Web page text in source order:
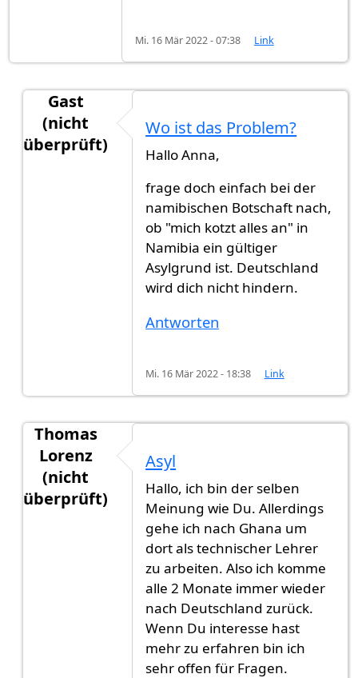
Mi. 16 Mär 2022 - 07:38 Link
Gast
(nicht
überprüft)
AsylantragvonAnna Hedemann
Wo ist das Problem?
Hallo Anna,
frage doch einfach bei der
namibischen Botschaft nach,
ob "mich kotzt alles an" in
Namibia ein gültiger
Asylgrund ist. Deutschland
wird dich nicht hindern.
Antworten
Mi. 16 Mär 2022 - 18:38 Link
Thomas
Lorenz
(nicht
überprüft)
AsylantragvonAnna Hedemann
Asyl
Hallo, ich bin der selben
Meinung wie Du. Allerdings
gehe ich nach Ghana um
dort als technischer Lehrer
zu arbeiten. Also ich komme
alle 2 Monate immer wieder
nach Deutschland zurück.
Wenn Du interesse hast
mehr zu erfahren bin ich
sehr offen für Fragen.